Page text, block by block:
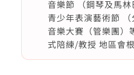
音樂節 （鋼琴及馬
青少年表演藝術節
音樂大賽（管樂團）
式陪練/教授 地區會